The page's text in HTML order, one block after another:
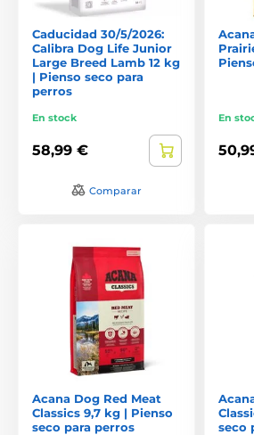
Caducidad 30/5/2026:
Calibra Dog Life Junior
Large Breed Lamb 12 kg
| Pienso seco para
perros
En stock
58,99 €
Comparar
En
Acana Dog Red Meat
Classics 9,7 kg | Pienso
seco para perros
seco